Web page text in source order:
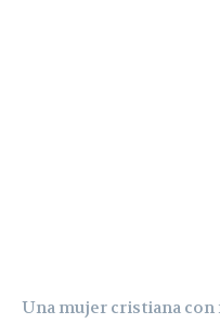
Una mujer cristiana